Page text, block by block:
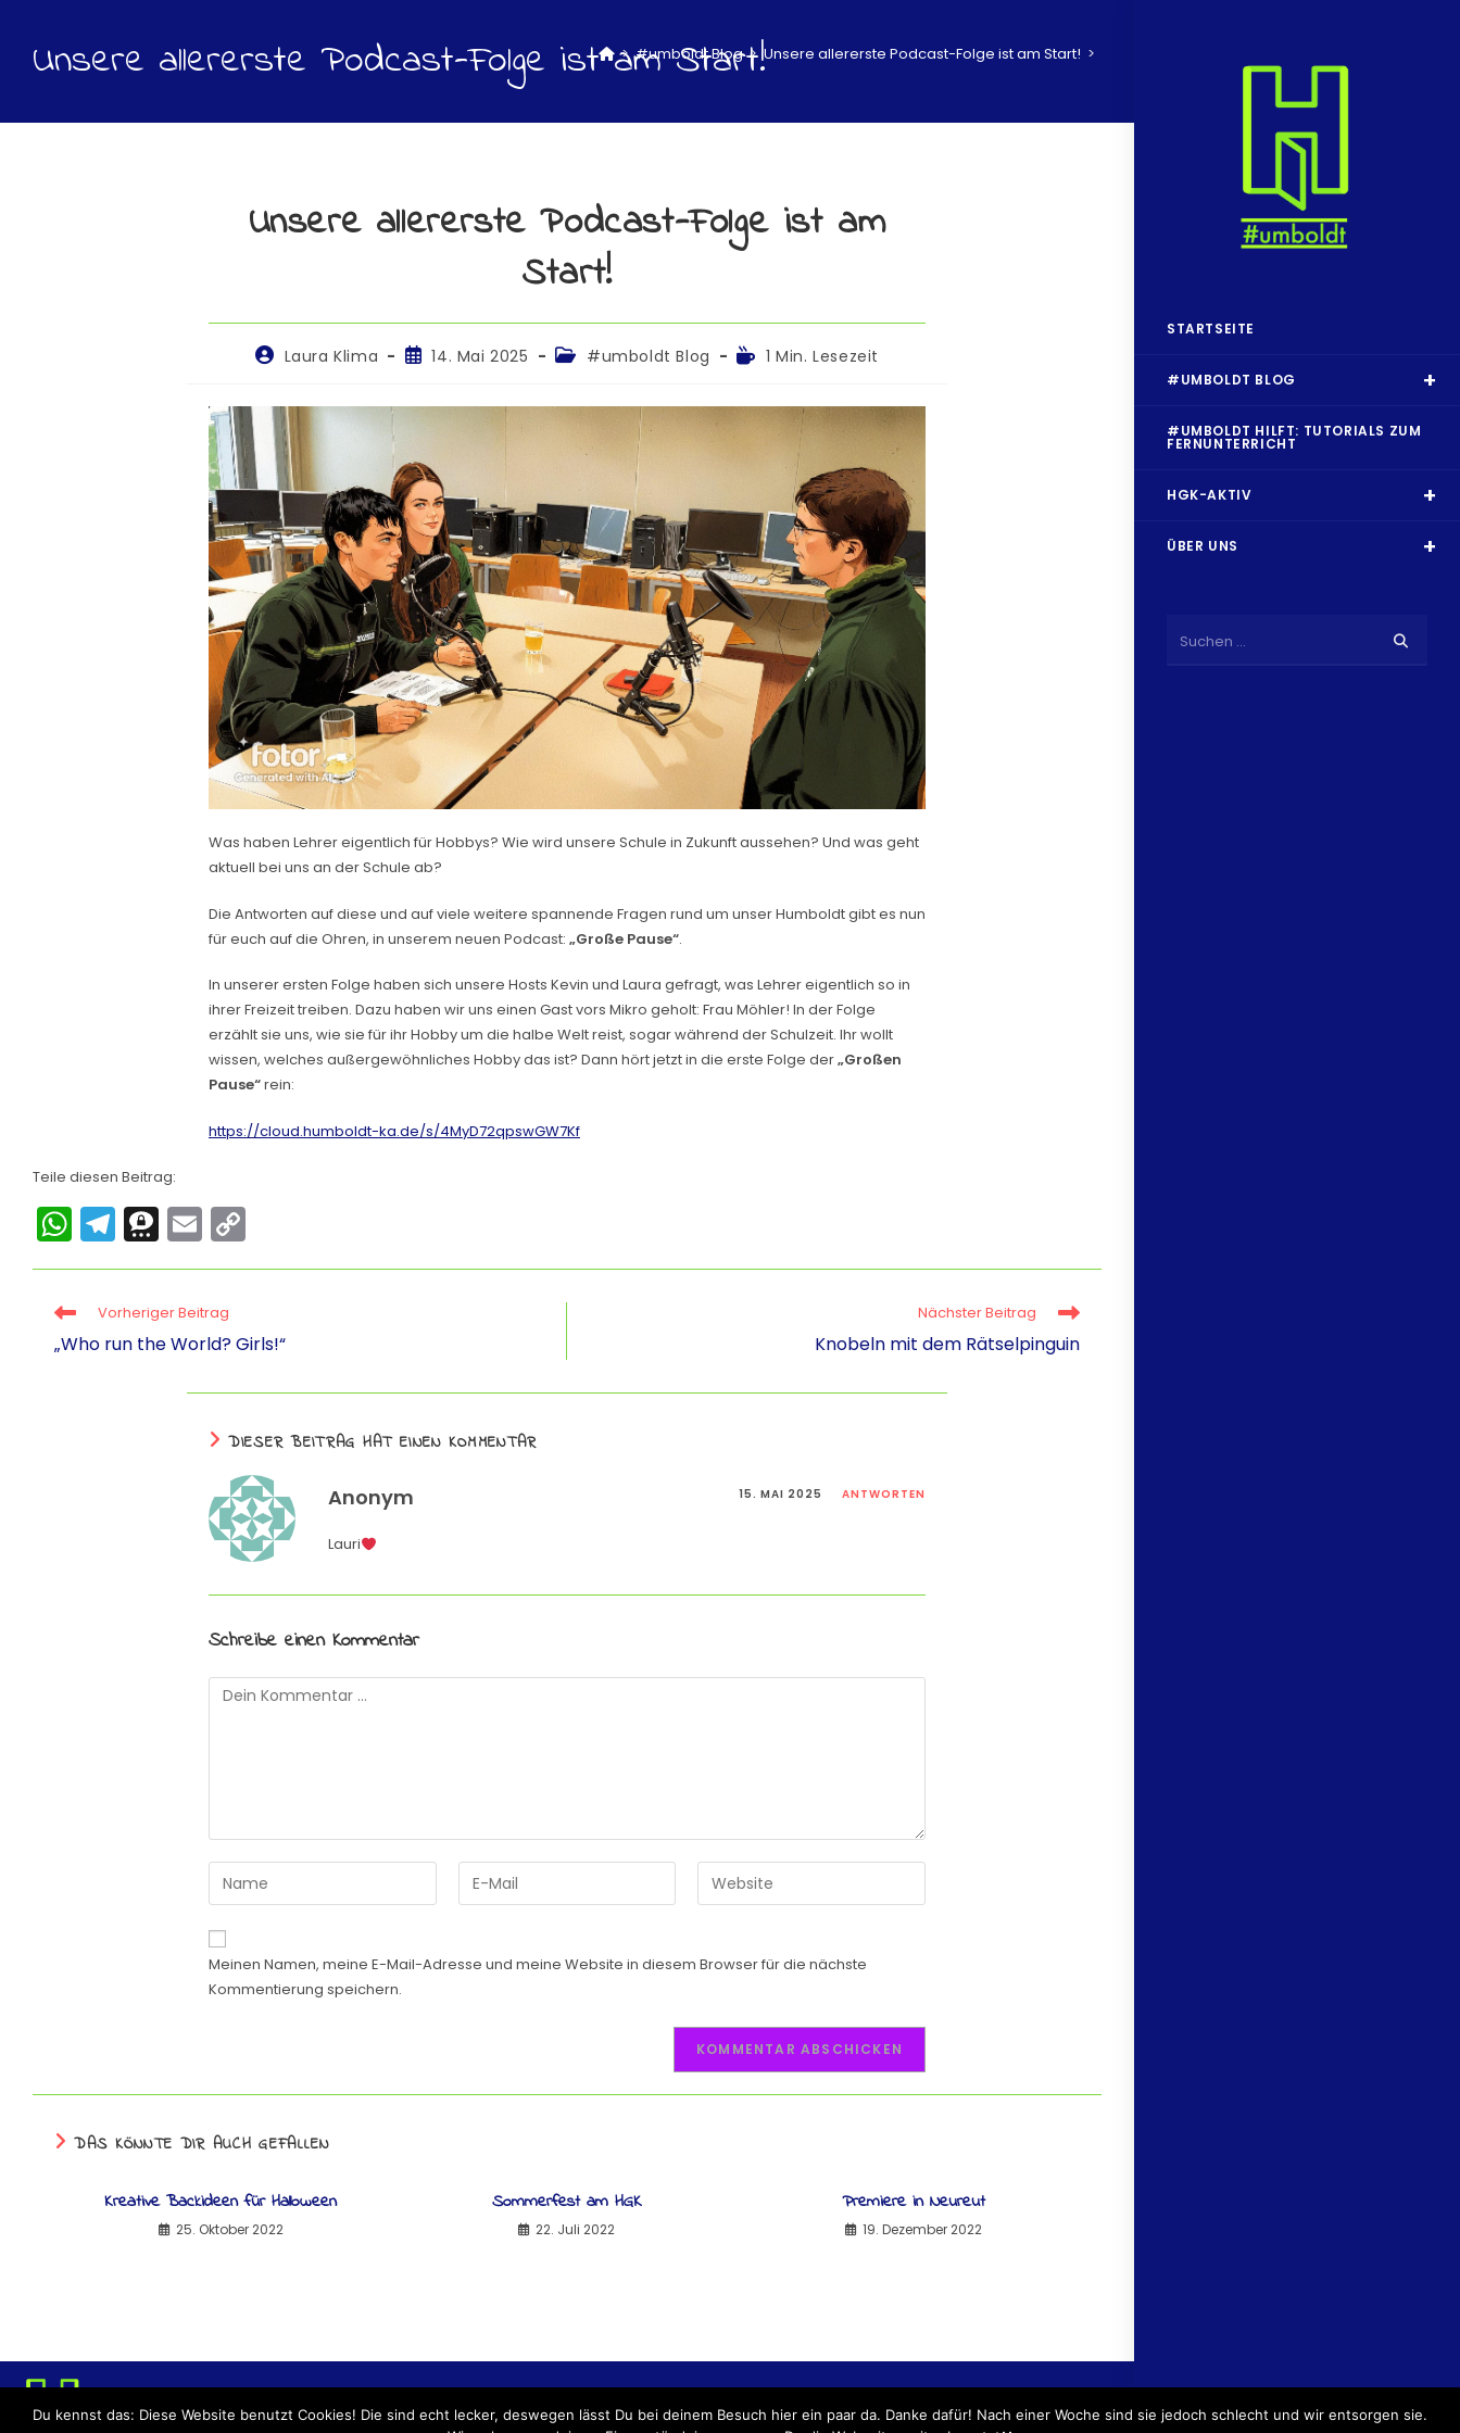
STARTSEITE
#UMBOLDT BLOG
#UMBOLDT HILFT: TUTORIALS ZUM
FERNUNTERRICHT
HGK-AKTIV
ÜBER UNS
Suchen …
Unsere allererste Podcast-Folge ist am Start!
> #umboldt Blog > Unsere allererste Podcast-Folge ist am Start! >
Unsere allererste Podcast-Folge ist am
Start!
Laura Klima 14. Mai 2025 #umboldt Blog 1 Min. Lesezeit
Was haben Lehrer eigentlich für Hobbys? Wie wird unsere Schule in Zukunft aussehen? Und was geht
aktuell bei uns an der Schule ab?
Die Antworten auf diese und auf viele weitere spannende Fragen rund um unser Humboldt gibt es nun
für euch auf die Ohren, in unserem neuen Podcast: „Große Pause“.
In unserer ersten Folge haben sich unsere Hosts Kevin und Laura gefragt, was Lehrer eigentlich so in
ihrer Freizeit treiben. Dazu haben wir uns einen Gast vors Mikro geholt: Frau Möhler! In der Folge
erzählt sie uns, wie sie für ihr Hobby um die halbe Welt reist, sogar während der Schulzeit. Ihr wollt
wissen, welches außergewöhnliches Hobby das ist? Dann hört jetzt in die erste Folge der„Großen
Pause“rein:
https://cloud.humboldt-ka.de/s/4MyD72qpswGW7Kf
Teile diesen Beitrag:
W
h
ts
A
T
el
gr
a
T
hr
e
m
E
m
l
o
y
Li
n
k
Vorheriger Beitrag
„Who run the World? Girls!“
Nächster Beitrag
Knobeln mit dem Rätselpinguin
DIESER BEITRAG HAT EINEN KOMMENTAR
Anonym 15. MAI 2025 ANTWORTEN
Lauri
Schreibe einen Kommentar
Meinen Namen, meine E-Mail-Adresse und meine Website in diesem Browser für die nächste
Kommentierung speichern.
DAS KÖNNTE DIR AUCH GEFALLEN
Kreative Backideen für Halloween
25. Oktober 2022
Sommerfest am HGK
22. Juli 2022
Premiere in Neureut
19. Dezember 2022
DATENSCHUTZERKLÄRUNG IMPRESSUM BLOG-LEITFADEN ÜBER UNS REPORTER:INNENZUGANG
Du kennst das: Diese Website benutzt Cookies! Die sind echt lecker, deswegen lässt Du bei deinem Besuch hier ein paar da. Danke dafür! Nach einer Woche sind sie jedoch schlecht und wir entsorgen sie.